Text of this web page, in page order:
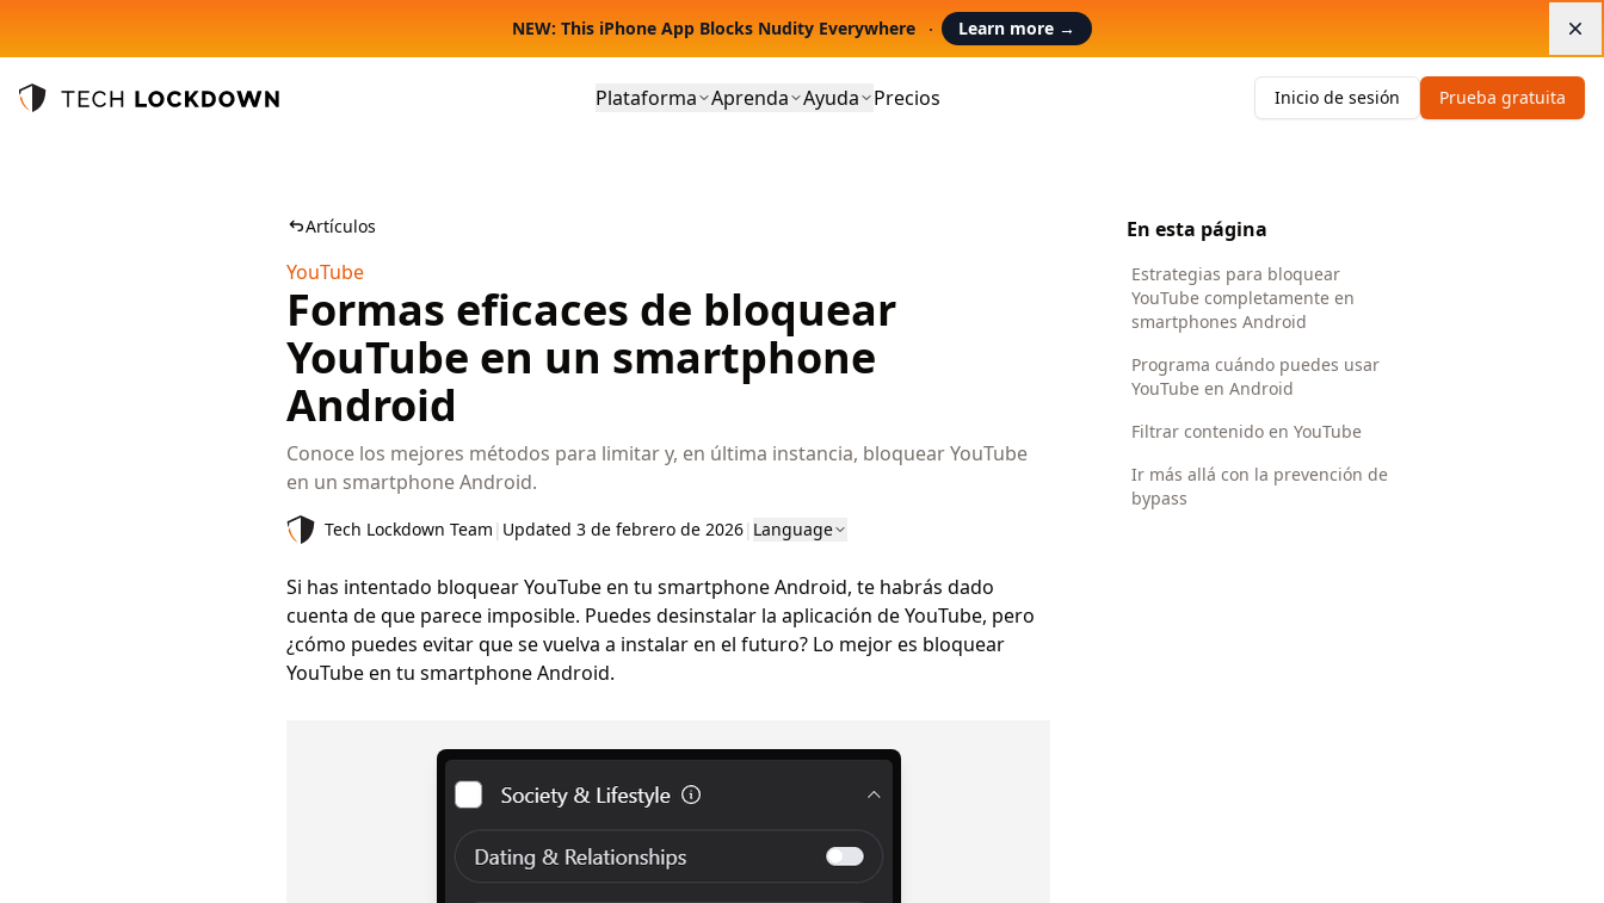
NEW: This iPhone App Blocks Nudity Everywhere Learn more →
Tech Lockdown
Plataforma Aprenda Ayuda Precios Inicio de sesión Prueba gratuita
Artículos
YouTube
Formas eficaces de bloquear
YouTube en un smartphone
Android
Conoce los mejores métodos para limitar y, en última instancia, bloquear YouTube
en un smartphone Android.
Tech Lockdown Team | Updated 3 de febrero de 2026| Language
Si has intentado bloquear YouTube en tu smartphone Android, te habrás dado
cuenta de que parece imposible. Puedes desinstalar la aplicación de YouTube, pero
¿cómo puedes evitar que se vuelva a instalar en el futuro? Lo mejor es bloquear
YouTube en tu smartphone Android.
En esta página
Estrategias para bloquear
YouTube completamente en
smartphones Android
Programa cuándo puedes usar
YouTube en Android
Filtrar contenido en YouTube
Ir más allá con la prevención de
bypass